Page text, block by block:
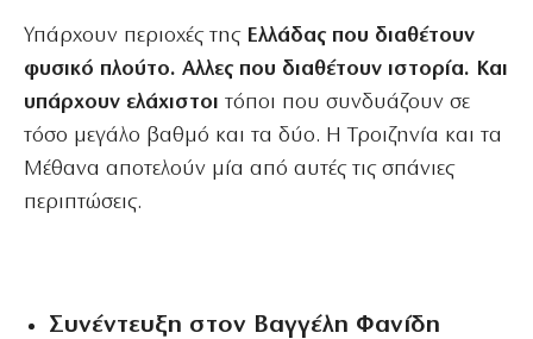
Υπάρχουν περιοχές της Ελλάδας που διαθέτουν
φυσικό πλούτο. Αλλες που διαθέτουν ιστορία. Και
υπάρχουν ελάχιστοι τόποι που συνδυάζουν σε
τόσο μεγάλο βαθμό και τα δύο. Η Τροιζηνία και τα
Μέθανα αποτελούν μία από αυτές τις σπάνιες
περιπτώσεις.
Συνέντευξη στον Βαγγέλη Φανίδη